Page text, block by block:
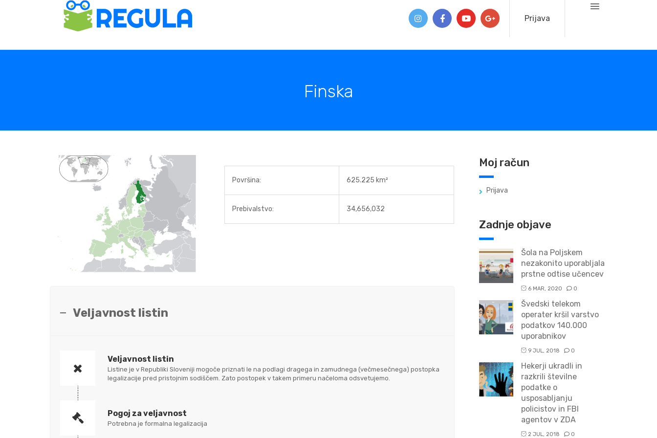
Prijava
Finska
Površina: 625.225 km²
Prebivalstvo: 34,656,032
Veljavnost listin
Veljavnost listin
Listine je v Republiki Sloveniji mogoče priznati le na podlagi dragega in zamudnega (večmesečnega) postopka
legalizacije pred pristojnim sodiščem. Zato postopek v takem primeru načeloma odsvetujemo.
Pogoj za veljavnost
Potrebna je formalna legalizacija
Moj račun
Prijava
Zadnje objave
Šola na Poljskem
nezakonito uporabljala
prstne odtise učencev
6 MAR, 2020 0
Švedski telekom
operater kršil varstvo
podatkov 140.000
uporabnikov
9 JUL, 2018 0
Hekerji ukradli in
razkrili številne
podatke o
usposabljanju
policistov in FBI
agentov v ZDA
2 JUL, 2018 0